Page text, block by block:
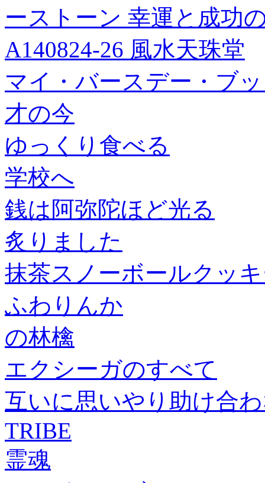
ーストーン 幸運と成功
A140824-26 風水天珠堂
マイ・バースデー・ブ
才の今
ゆっくり食べる
学校へ
銭は阿弥陀ほど光る
炙りました
抹茶スノーボールクッ
ふわりんか
の林檎
エクシーガのすべて
互いに思いやり助け合
TRIBE
霊魂